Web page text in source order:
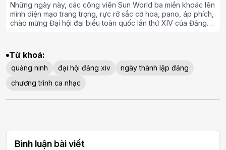
Những ngày này, các công viên Sun World ba miền khoác lên
mình diện mạo trang trọng, rực rỡ sắc cờ hoa, pano, áp phích,
chào mừng Đại hội đại biểu toàn quốc lần thứ XIV của Đảng.
tương lai phát triển của đất nước.
Từ khoá:
quảng ninh đại hội đảng xiv
ngày thành lập đảng
chương trình ca nhạc
Bình luận bài viết